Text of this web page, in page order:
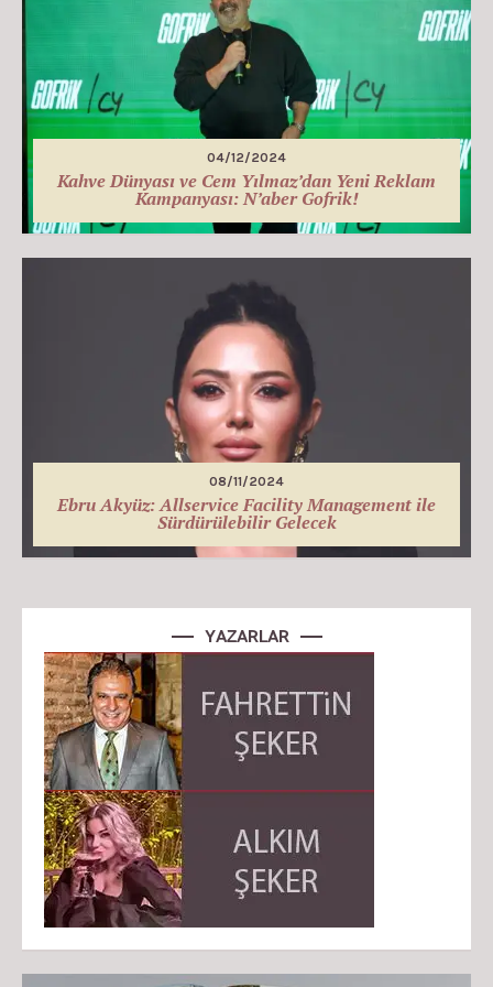
04/12/2024
Kahve Dünyası ve Cem Yılmaz’dan Yeni Reklam
Kampanyası: N’aber Gofrik!
08/11/2024
Ebru Akyüz: Allservice Facility Management ile
Sürdürülebilir Gelecek
YAZARLAR